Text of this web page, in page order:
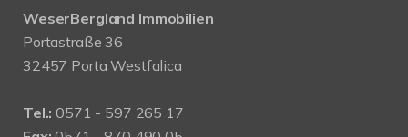
WeserBergland Immobilien
Portastraße 36
32457 Porta Westfalica
Tel.: 0571 - 597 265 17